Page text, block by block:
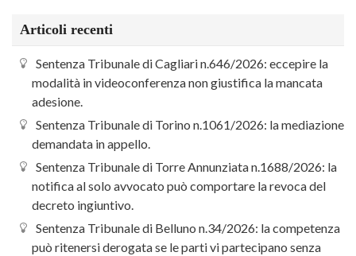
Articoli recenti
Sentenza Tribunale di Cagliari n.646/2026: eccepire la
modalità in videoconferenza non giustifica la mancata
adesione.
Sentenza Tribunale di Torino n.1061/2026: la mediazione
demandata in appello.
Sentenza Tribunale di Torre Annunziata n.1688/2026: la
notifica al solo avvocato può comportare la revoca del
decreto ingiuntivo.
Sentenza Tribunale di Belluno n.34/2026: la competenza
può ritenersi derogata se le parti vi partecipano senza